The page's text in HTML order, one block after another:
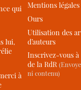
qui
lui,
à
Mentions légales
Ours
Utilisation des
d’auteurs
Inscrivez-vous
de la RdR
ni contenu)